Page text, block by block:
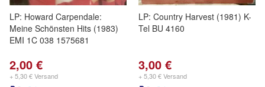
LP: Howard Carpendale:
Meine Schönsten Hits (1983)
EMI 1C 038 1575681
2,00 €
+ 5,30 € Versand
LP: Country Harvest (1981) K-
Tel BU 4160
3,00 €
+ 5,30 € Versand